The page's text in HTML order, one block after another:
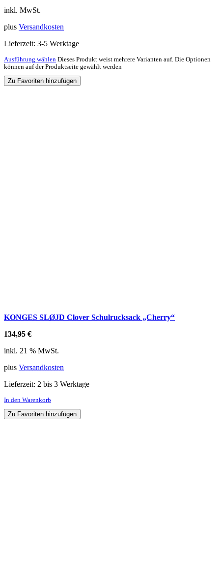
inkl. MwSt.
plus Versandkosten
Lieferzeit: 3-5 Werktage
Ausführung wählen Dieses Produkt weist mehrere Varianten auf. Die Optionen
können auf der Produktseite gewählt werden
Zu Favoriten hinzufügen
KONGES SLØJD Clover Schulrucksack „Cherry“
134,95 €
inkl. 21 % MwSt.
plus Versandkosten
Lieferzeit: 2 bis 3 Werktage
In den Warenkorb
Zu Favoriten hinzufügen